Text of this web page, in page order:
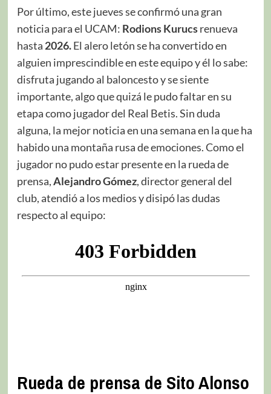
Por último, este jueves se confirmó una gran
noticia para el UCAM: Rodions Kurucsrenueva
hasta 2026.El alero letón se ha convertido en
alguien imprescindible en este equipo y él lo sabe:
disfruta jugando al baloncesto y se siente
importante, algo que quizá le pudo faltar en su
etapa como jugador del Real Betis. Sin duda
alguna, la mejor noticia en una semana en la que ha
habido una montaña rusa de emociones. Como el
jugador no pudo estar presente en la rueda de
prensa,Alejandro Gómez, director general del
club, atendió a los medios y disipó las dudas
respecto al equipo:
Rueda de prensa de Sito Alonso